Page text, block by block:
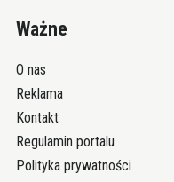
Ważne
O nas
Reklama
Kontakt
Regulamin portalu
Polityka prywatności